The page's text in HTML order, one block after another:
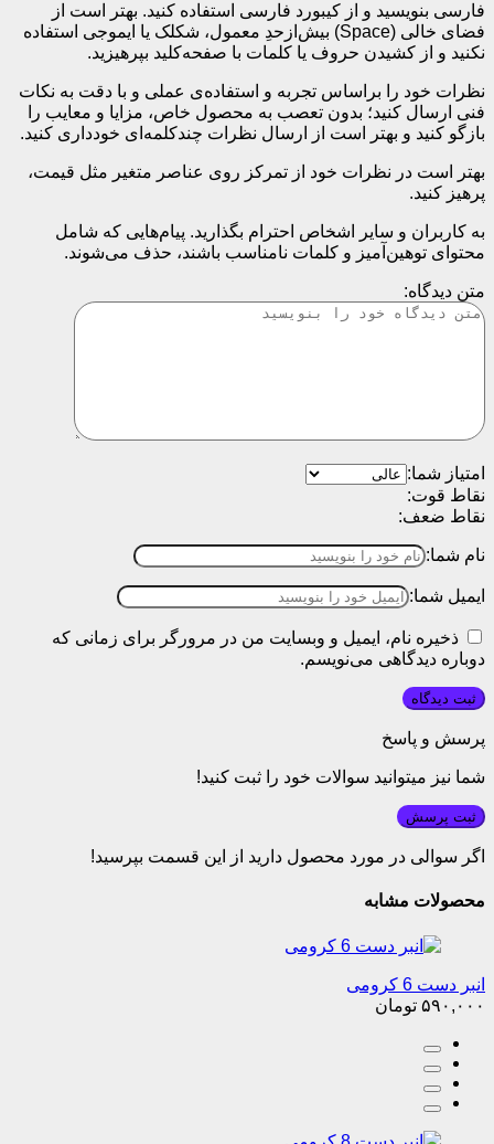
فارسی بنویسید و از کیبورد فارسی استفاده کنید. بهتر است از
فضای خالی (Space) بیش‌از‌حدِ معمول، شکلک یا ایموجی استفاده
نکنید و از کشیدن حروف یا کلمات با صفحه‌کلید بپرهیزید.
نظرات خود را براساس تجربه و استفاده‌ی عملی و با دقت به نکات
فنی ارسال کنید؛ بدون تعصب به محصول خاص، مزایا و معایب را
بازگو کنید و بهتر است از ارسال نظرات چندکلمه‌‌ای خودداری کنید.
بهتر است در نظرات خود از تمرکز روی عناصر متغیر مثل قیمت،
پرهیز کنید.
به کاربران و سایر اشخاص احترام بگذارید. پیام‌هایی که شامل
محتوای توهین‌آمیز و کلمات نامناسب باشند، حذف می‌شوند.
متن دیدگاه:
امتیاز شما:
نقاط قوت:
نقاط ضعف:
نام شما:
ایمیل شما:
ذخیره نام، ایمیل و وبسایت من در مرورگر برای زمانی که
دوباره دیدگاهی می‌نویسم.
پرسش و پاسخ
شما نیز میتوانید سوالات خود را ثبت کنید!
ثبت پرسش
اگر سوالی در مورد محصول دارید از این قسمت بپرسید!
محصولات مشابه
انبر دست 6 کرومی
۵۹۰,۰۰۰ تومان